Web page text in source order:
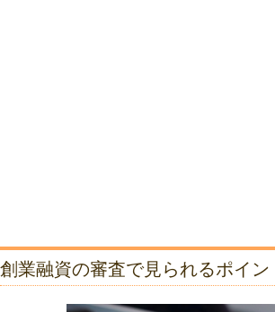
創業融資の審査で見られるポイン